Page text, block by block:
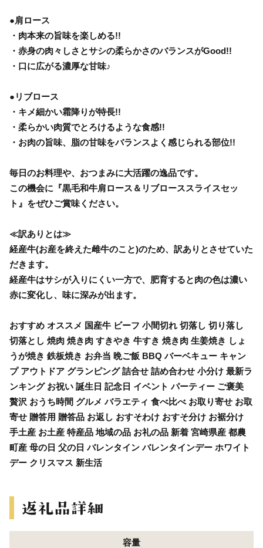
●肩ロース
・肉本来の旨味を楽しめる!!
・赤身の肉々しさとサシの柔らかさのバランスがGood!!
・口に広がる濃厚な甘味♪
●リブロース
・キメ細かい霜降りが特長!!
・柔らかい肉質でとろけるような食感!!
・お肉の旨味、脂の甘味をバランスよく感じられる部位!!
毎日のお料理や、おつまみに大活躍の逸品です。
この機会に『黒毛和牛肩ロース＆リブローススライスセッ
ト』をぜひご賞味ください。
≪訳ありとは≫
経産牛(お産を終えた雌牛のこと)のため、訳ありとさせていた
だきます。
経産牛はサシが入りにくい一方で、肥育すると肉の色は濃い
赤に変化し、味に深みが出ます。
おすすめ オススメ 国産牛 ビーフ 小間切れ 切落し 切り落し
切落とし 焼肉 焼き肉 すきやき 牛すき 焼き肉 生姜焼き しょ
うが焼き 鉄板焼き お弁当 晩ご飯 BBQ バーベキュー キャン
プ アウトドア グランピング 詰合せ 詰め合わせ 小分け 最新ラ
ンキング お祝い 誕生日 記念日 イベント パーティー ご褒美
贅沢 おうち時間 グルメ バラエティ 食べ比べ お取り寄せ お取
寄せ 贈答用 贈答品 お返し おすそわけ おすそ分け お裾分け
手土産 お土産 特産品 地域の品 お礼の品 新着 宮崎県産 都農
町産 母の日 父の日 バレンタイン バレンタインデー ホワイト
デー クリスマス 新生活
容量